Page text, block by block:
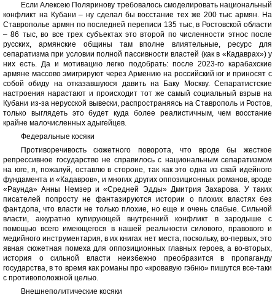
Если Алексею Поляринову требовалось смоделировать национальный
конфликт на Кубани – ну сделал бы восстание тех же 200 тыс армян. На
Ставрополье армян по последней переписи 135 тыс, в Ростовской области
– 86 тыс, во все трех субъектах это второй по численности этнос после
русских, армянские общины там вполне влиятельные, ресурс для
сепаратизма при условии полной пассивности властей (как в «Кадаврах») у
них есть. Да и мотивацию легко подобрать: после 2023-го карабахские
армяне массово эмигрируют через Армению на российский юг и приносят с
собой обиду на отказавшуюся давить на Баку Москву. Сепаратистские
настроения нарастают и происходит тот же самый социальный взрыв на
Кубани из-за нерусской вывески, распространяясь на Ставрополь и Ростов,
только выглядеть это будет куда более реалистичным, чем восстание
крайне малочисленных адыгейцев.
Федеральные косяки
Противоречивость сюжетного поворота, что вроде бы жесткое
репрессивное государство не справилось с национальным сепаратизмом
на юге, я, пожалуй, оставлю в стороне, так как это одна из свай идейного
фундамента и «Кадавров», и многих других оппозиционных романов, вроде
«Раунда» Анны Немзер и «Средней Эдды» Дмитрия Захарова. У таких
писателей попросту не фантазируются истории о плохих властях без
фантдопа, что власти не только плохие, но еще и очень слабые. Сильной
власти, аккуратно купирующей внутренний конфликт в зародыше с
помощью всего имеющегося в нашей реальности силового, правового и
медийного инструментария, в их книгах нет места, поскольку, во-первых, это
явная сюжетная помеха для оппозиционных главных героев, а во-вторых,
история о сильной власти неизбежно преобразится в пропаганду
государства, в то время как романы про «кровавую гэбню» пишутся все-таки
с противоположной целью.
Внешнеполитические косяки